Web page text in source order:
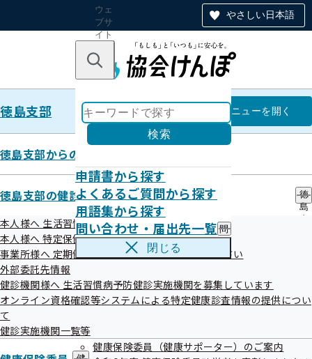
やさしい日本語
ウェ
ブサ
イト
のナ
ン
キーワードで探す
検索
申請書から探す
よくあるご質問から探す
用語集から探す
問い合わせ・届出先一覧 問
い
せ
・
届
一
覧
閉じる
徳島支部 徳島支部
メニューを開く
徳島支部からのお知らせ
徳島支部の健診・保健指導のご案内
徳
島
保
健
本人様へ 生活習慣病予防健診のご案内
本人様へ 特定保健指導のご案内
事業所様へ 定期健康診断結果の提供にご協力ください
外部委託先情報
健診機関様へ 生活習慣病予防健診実施機関を募集しています
オンライン資格確認等システムによる特定健康診査情報の提供につい
て
健診実施機関一覧等
健康保険委員（健康サポーター）のご案内
徳島の知っテル！？カンガえ
ルー！上手なおやこ医療のかかり
方
上手な医療のかかり方は、医療費の節約につながるだけじゃ
なく、医療現場の負担を減らすため、未来の医療を守ること
にもつながります。
お財布にやさしい受診の仕方って？上手な医療のかかり方の